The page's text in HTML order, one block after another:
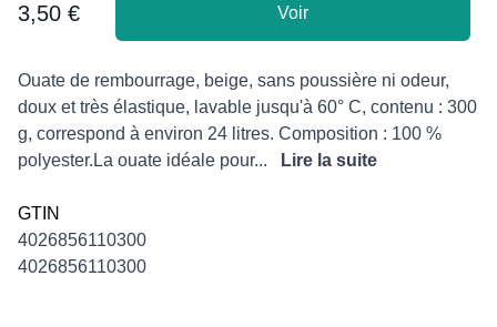
Product information
3,50 € Voir
Description
Ouate de rembourrage, beige, sans poussière ni odeur,
doux et très élastique, lavable jusqu'à 60° C, contenu : 300
g, correspond à environ 24 litres. Composition : 100 %
polyester.La ouate idéale pour...
Lire la suite
GTIN
4026856110300
4026856110300